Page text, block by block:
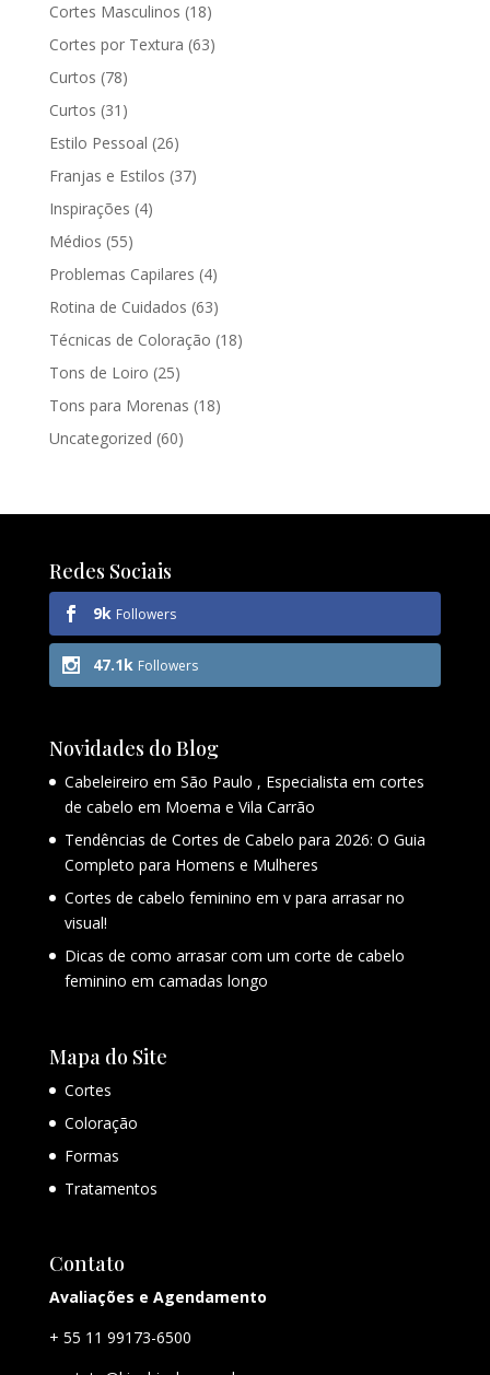
Cortes Masculinos (18)
Cortes por Textura (63)
Curtos (78)
Curtos (31)
Estilo Pessoal (26)
Franjas e Estilos (37)
Inspirações (4)
Médios (55)
Problemas Capilares (4)
Rotina de Cuidados (63)
Técnicas de Coloração (18)
Tons de Loiro (25)
Tons para Morenas (18)
Uncategorized (60)
Redes Sociais
9k Followers
47.1k Followers
Novidades do Blog
Cabeleireiro em São Paulo , Especialista em cortes
de cabelo em Moema e Vila Carrão
Tendências de Cortes de Cabelo para 2026: O Guia
Completo para Homens e Mulheres
Cortes de cabelo feminino em v para arrasar no
visual!
Dicas de como arrasar com um corte de cabelo
feminino em camadas longo
Mapa do Site
Cortes
Coloração
Formas
Tratamentos
Contato
Avaliações e Agendamento
+ 55 11 99173-6500